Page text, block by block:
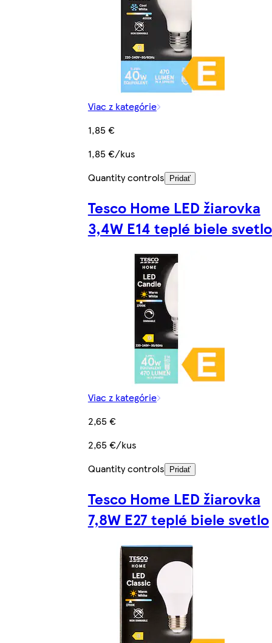
Viac z kategórie
1,85 €
1,85 €/kus
Quantity controls
Pridať
Tesco Home LED žiarovka
3,4W E14 teplé biele svetlo
Viac z kategórie
2,65 €
2,65 €/kus
Quantity controls
Pridať
Tesco Home LED žiarovka
7,8W E27 teplé biele svetlo